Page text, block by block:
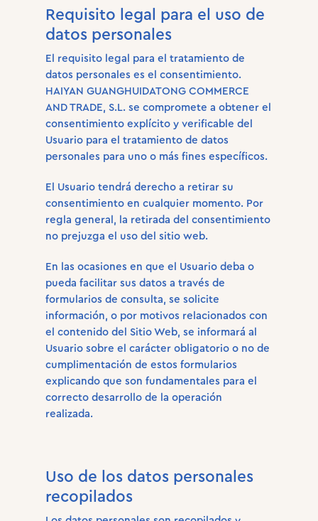
Requisito legal para el uso de
datos personales
El requisito legal para el tratamiento de
datos personales es el consentimiento.
HAIYAN GUANGHUIDATONG COMMERCE
AND TRADE, S.L. se compromete a obtener el
consentimiento explícito y verificable del
Usuario para el tratamiento de datos
personales para uno o más fines específicos.
El Usuario tendrá derecho a retirar su
consentimiento en cualquier momento. Por
regla general, la retirada del consentimiento
no prejuzga el uso del sitio web.
En las ocasiones en que el Usuario deba o
pueda facilitar sus datos a través de
formularios de consulta, se solicite
información, o por motivos relacionados con
el contenido del Sitio Web, se informará al
Usuario sobre el carácter obligatorio o no de
cumplimentación de estos formularios
explicando que son fundamentales para el
correcto desarrollo de la operación
realizada.
Uso de los datos personales
recopilados